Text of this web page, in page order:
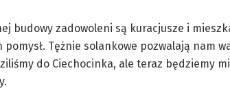
budowy zadowoleni są kuracjusze i
pomysł. Tężnie solankowe pozwalają nam
do Ciechocinka, ale teraz będziemy